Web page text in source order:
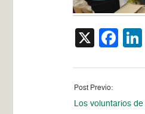
X
Post Previo:
Los voluntarios